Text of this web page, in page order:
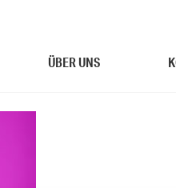
ÜBER UNS